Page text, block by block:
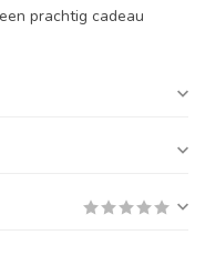
prachtig cadeau